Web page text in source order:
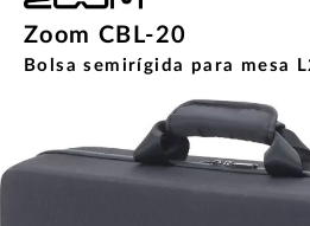
Zoom CBL-20
Bolsa semirígida para mesa